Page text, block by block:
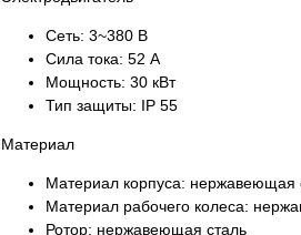
Сеть: 3~380 В
Сила тока: 52 А
Мощность: 30 кВт
Тип защиты: IP 55
Материал
Материал корпуса: нержавеющая
Материал рабочего колеса:
Ротор: нержавеющая сталь